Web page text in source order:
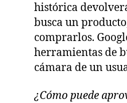
histórica
busca un
comprarlos.
herramientas de
cámara de un
¿Cómo puede